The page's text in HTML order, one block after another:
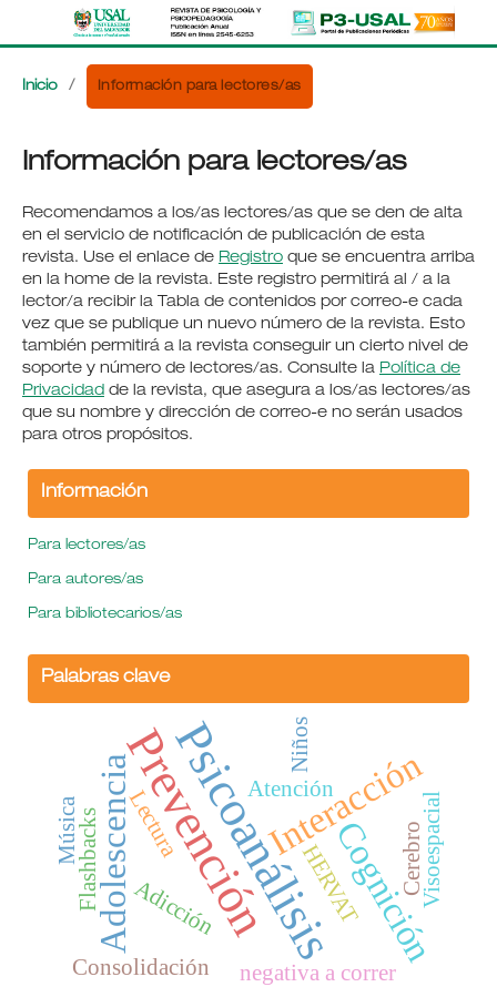
Inicio / Información para lectores/as
Información para lectores/as
Recomendamos a los/as lectores/as que se den de alta
en el servicio de notificación de publicación de esta
revista. Use el enlace de Registroque se encuentra arriba
en la home de la revista. Este registro permitirá al / a la
lector/a recibir la Tabla de contenidos por correo-e cada
vez que se publique un nuevo número de la revista. Esto
también permitirá a la revista conseguir un cierto nivel de
soporte y número de lectores/as. Consulte la Política de
Privacidadde la revista, que asegura a los/as lectores/as
que su nombre y dirección de correo-e no serán usados
para otros propósitos.
Información
Para lectores/as
Para autores/as
Para bibliotecarios/as
Palabras clave
Psicoanálisis
PrevenciónInteracción
Cognición
Adolescencia Atención
negativa a correr
Niños
Adicción
Lectura
HERVAT
Flashbacks
Música Visoespacial
Cerebro
Consolidación